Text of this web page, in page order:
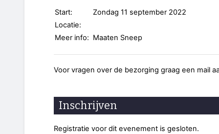
Start:
Zondag 11 september 2022
Locatie:
Meer info: Maaten Sneep
Voor vragen over de bezorging graag een mail
Inschrijven
Registratie voor dit evenement is gesloten.